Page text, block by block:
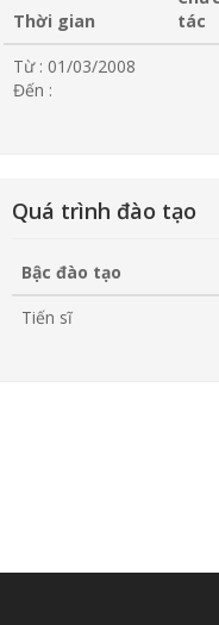
Thời gian
tác
Từ : 01/03/2008
Đến :
Quá trình đào tạo
Bậc đào tạo
Tiến sĩ